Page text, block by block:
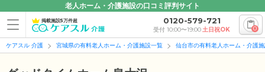
老人ホーム・介護施設の口コミ評判サイト
掲載施設5万件超 0120-579-721
受付 10:00〜19:00土日祝OK 0
ケアスル 介護 宮城県の有料老人ホーム・介護施設一覧 仙台市の有料老人ホーム・介護